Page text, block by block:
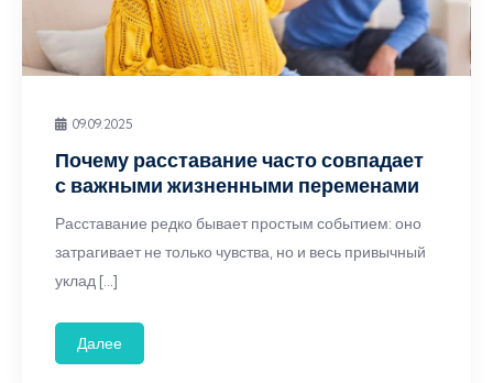
09.09.2025
Почему расставание часто совпадает
с важными жизненными переменами
Расставание редко бывает простым событием: оно
затрагивает не только чувства, но и весь привычный
уклад […]
Далее